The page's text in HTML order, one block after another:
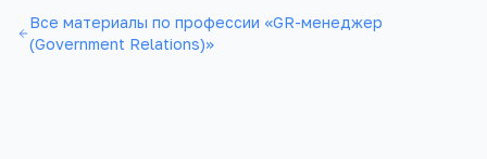
Все материалы по профессии «GR-менеджер
(Government Relations)»